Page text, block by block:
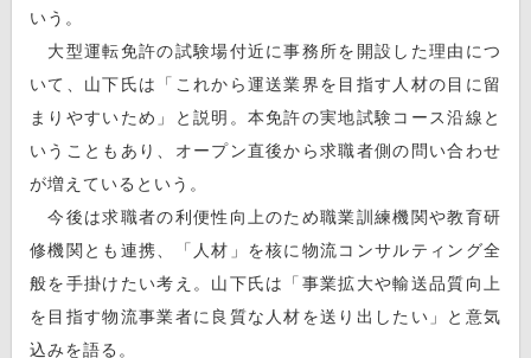
いう。
大型運転免許の試験場付近に事務所を開設した理由につ
いて、山下氏は「これから運送業界を目指す人材の目に留
まりやすいため」と説明。本免許の実地試験コース沿線と
いうこともあり、オープン直後から求職者側の問い合わせ
が増えているという。
今後は求職者の利便性向上のため職業訓練機関や教育研
修機関とも連携、「人材」を核に物流コンサルティング全
般を手掛けたい考え。山下氏は「事業拡大や輸送品質向上
を目指す物流事業者に良質な人材を送り出したい」と意気
込みを語る。